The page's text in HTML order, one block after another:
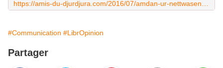
#Communication #LibrOpinion
Partager